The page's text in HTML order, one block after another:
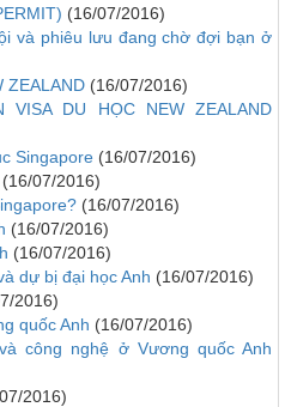
(16/07/2016)
và phiêu lưu đang chờ đợi bạn ở
ZEALAND (16/07/2016)
DU HỌC NEW ZEALAND
Singapore (16/07/2016)
(16/07/2016)
(16/07/2016)
(16/07/2016)
(16/07/2016)
dự bị đại học Anh (16/07/2016)
2016)
quốc Anh (16/07/2016)
công nghệ ở Vương quốc Anh
2016)